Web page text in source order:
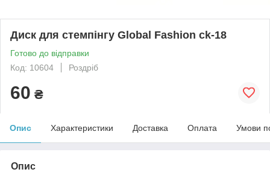
Диск для стемпінгу Global Fashion ck-18
Готово до відправки
Код: 10604
Роздріб
60 ₴
Опис Характеристики Доставка Оплата Умови
Опис